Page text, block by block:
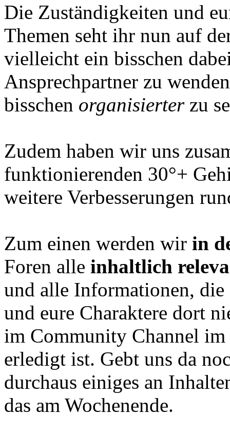
Die Zuständigkeiten und
Themen seht ihr nun auf
vielleicht ein bisschen
Ansprechpartner zu
bisschen organisierterzu
Zudem haben wir uns
funktionierenden 30°+
weitere Verbesserungen
Zum einen werden wir in
Foren alle inhaltlich
und alle Informationen,
und eure Charaktere dort
im Community Channel
erledigt ist. Gebt uns da
durchaus einiges an
das am Wochenende.